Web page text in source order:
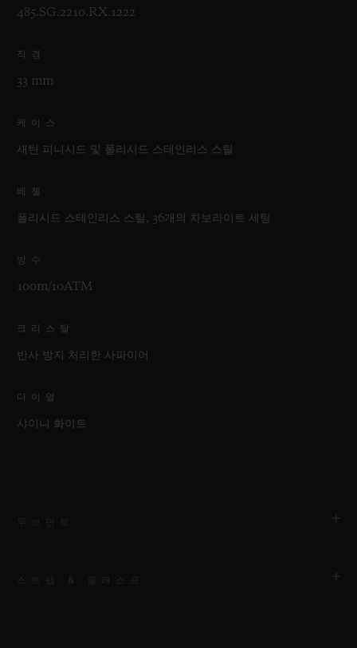
485.SG.2210.RX.1222
직경
33 mm
케이스
새틴 피니시드 및 폴리시드 스테인리스 스틸
베젤
폴리시드 스테인리스 스틸, 36개의 차보라이트 세팅
방수
100m/10ATM
크리스탈
반사 방지 처리한 사파이어
다이얼
샤이니 화이트